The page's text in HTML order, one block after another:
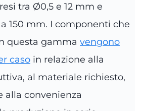
tra Ø0,5 e 12 mm e
150 mm. I componenti che
questa gamma vengono
caso in relazione alla
al materiale richiesto,
alla convenienza